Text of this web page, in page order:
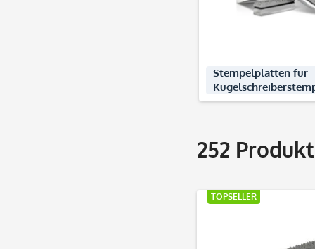
Stempelplatten für
252
TOPSELLER